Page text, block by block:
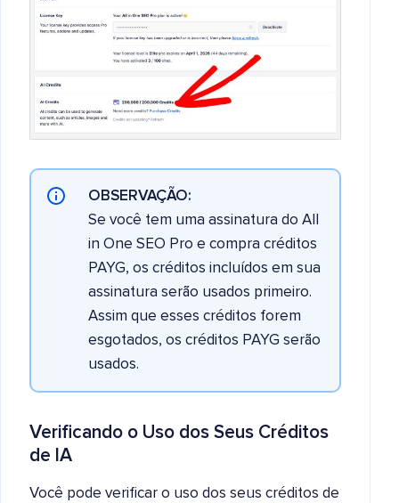
OBSERVAÇÃO:
Se você tem uma assinatura do All
in One SEO Pro e compra créditos
PAYG, os créditos incluídos em sua
assinatura serão usados primeiro.
Assim que esses créditos forem
esgotados, os créditos PAYG serão
usados.
Verificando o Uso dos Seus Créditos
de IA
Você pode verificar o uso dos seus créditos de